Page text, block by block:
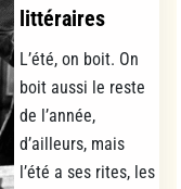
littéraires
L’été, on boit. On
boit aussi le reste
de l’année,
d’ailleurs, mais
l’été a ses rites, les